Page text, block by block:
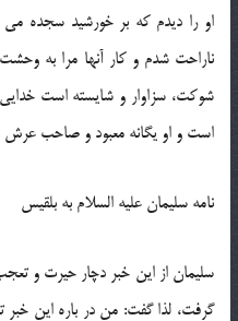
او را دیدم كه بر خورشید سجده
ناراحت شدم و كار آنها مرا به
شوكت، سزاوار و شایسته است خدایی
است و او یگانه معبود و صاحب
نامه سلیمان علیه السلام به بلقیس
سلیمان از این خبر دچار حیرت و
گرفت، لذا گفت: من در باره این